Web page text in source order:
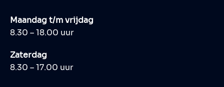
Maandag t/m vrijdag
8.30 – 18.00 uur
Zaterdag
8.30 – 17.00 uur